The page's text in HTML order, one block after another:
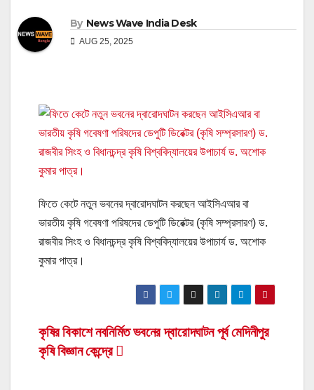
By News Wave India Desk
AUG 25, 2025
ফিতে কেটে নতুন ভবনের দ্বারোদঘাটন করছেন আইসিএআর বা
ভারতীয় কৃষি গবেষণা পরিষদের ডেপুটি ডিরেক্টর (কৃষি সম্প্রসারণ) ড.
রাজবীর সিংহ ও বিধানচন্দ্র কৃষি বিশ্ববিদ্যালয়ের উপাচার্য ড. অশোক
কুমার পাত্র।
Post
navigation
কৃষির বিকাশে নবনির্মিত ভবনের দ্বারোদঘাটন পূর্ব মেদিনীপুর
কৃষি বিজ্ঞান কেন্দ্রে